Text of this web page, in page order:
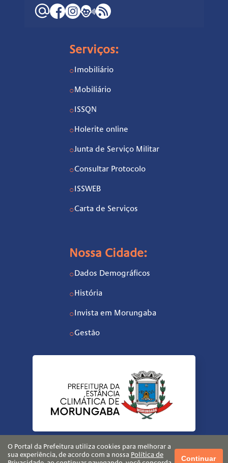
Serviços:
○ Imobiliário
○Mobiliário
○ ISSQN
○ Holerite online
○Junta de Serviço Militar
○Consultar Protocolo
○ ISSWEB
○Carta de Serviços
Nossa Cidade:
○ Dados Demográficos
○ História
○ Invista em Morungaba
○Gestão
O Portal da Prefeitura utiliza cookies para melhorar a
sua experiência, de acordo com a nossa Política de
Continuar